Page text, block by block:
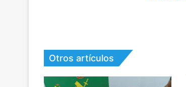
Otros artículos